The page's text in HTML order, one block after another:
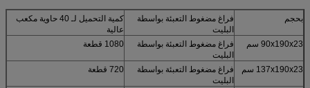
بحجم
فراغ مضغوط التعبئة بواسطة
البليت
كمية التحميل لـ 40 حاوية مكعب
عالية
90x190x23 سم
فراغ مضغوط التعبئة بواسطة
البليت
1080 قطعة
137x190x23 سم
فراغ مضغوط التعبئة بواسطة
البليت
720 قطعة